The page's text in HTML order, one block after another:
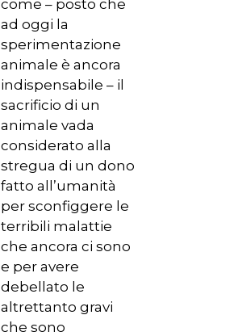
come – posto che
ad oggi la
sperimentazione
animale è ancora
indispensabile – il
sacrificio di un
animale vada
considerato alla
stregua di un dono
fatto all’umanità
per sconfiggere le
terribili malattie
che ancora ci sono
e per avere
debellato le
altrettanto gravi
che sono